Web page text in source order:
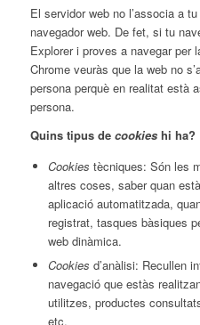
El servidor web no l’associa a
navegador web. De fet, si tu
Explorer i proves a navegar per
Chrome veuràs que la web no
persona perquè en realitat està
persona.
Quins tipus de cookies hi ha?
Cookies tècniques: Són les
altres coses, saber quan
aplicació automatitzada,
registrat, tasques bàsiques
web dinàmica.
Cookies d’anàlisi: Recullen
navegació que estàs
utilitzes, productes
etc.